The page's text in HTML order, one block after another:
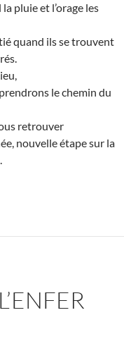
pluie et l’orage les
quand ils se trouvent
le chemin du
retrouver
nouvelle étape sur la